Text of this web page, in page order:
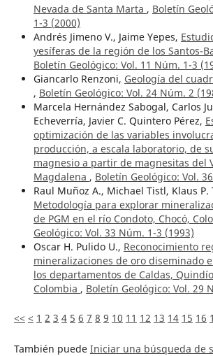
Nevada de Santa Marta , Boletín
1-3 (2000)
Andrés Jimeno V., Jaime Yepes,
yesíferas de la región de los Santos-
Boletín Geológico: Vol. 11 Núm. 1-3
Giancarlo Renzoni, Geología del
, Boletín Geológico: Vol. 24 Núm. 2
Marcela Hernández Sabogal, Carlos
Echeverría, Javier C. Quintero Pérez,
optimización de las variables
producción, a escala laboratorio, de
magnesio a partir de magnesitas del
Magdalena , Boletín Geológico: Vol.
Raul Muñoz A., Michael Tistl, Klaus P.
Metodología para explorar
de PGM en el río Condoto, Chocó,
Geológico: Vol. 33 Núm. 1-3 (1993)
Oscar H. Pulido U., Reconocimiento
mineralizaciones de oro diseminado
los departamentos de Caldas,
Colombia , Boletín Geológico: Vol. 29
<< < 1 2 3 4 5 6 7 8 9 10 11 12 13 14 15 16
También puede Iniciar una búsqueda de